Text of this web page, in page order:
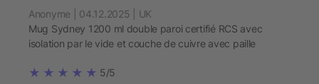
Anonyme | 04.12.2025 | UK
Mug Sydney 1200 ml double paroi certifié RCS avec
isolation par le vide et couche de cuivre avec paille
5/5